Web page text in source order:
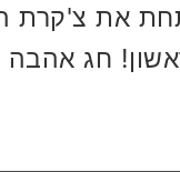
את צ'קרת
חג